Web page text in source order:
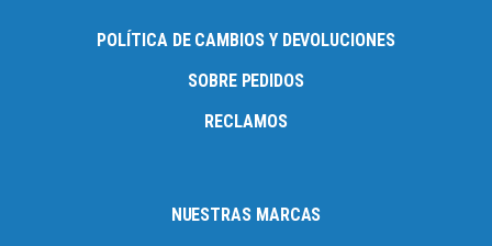
POLÍTICA DE CAMBIOS Y DEVOLUCIONES
SOBRE PEDIDOS
RECLAMOS
NUESTRAS MARCAS